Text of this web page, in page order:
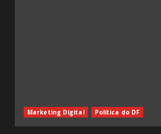
Marketing Digital Política do DF